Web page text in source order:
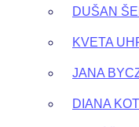
DUŠAN
KVETA
JANA
DIANA